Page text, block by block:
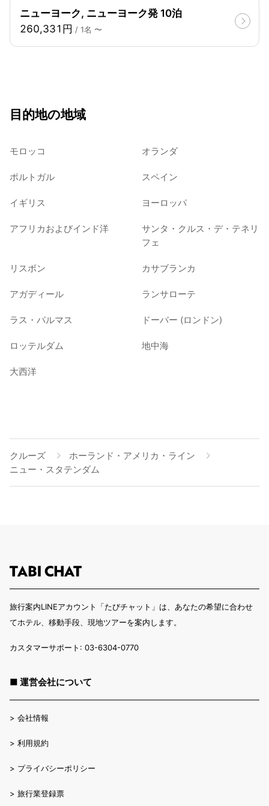
ニューヨーク, ニューヨーク発 10泊
260,331円 / 1名 〜
目的地の地域
モロッコ オランダ
ポルトガル スペイン
イギリス ヨーロッパ
アフリカおよびインド洋
サンタ・クルス・デ・テネリ
フェ
リスボン カサブランカ
アガディール ランサローテ
ラス・パルマス ドーバー (ロンドン)
ロッテルダム 地中海
大西洋
クルーズ
ホーランド・アメリカ・ライン
ニュー・スタテンダム
旅行案内LINEアカウント「たびチャット」は、あなたの希望に合わせ
てホテル、移動手段、現地ツアーを案内します。
カスタマーサポート: 03-6304-0770
■ 運営会社について
> 会社情報
> 利用規約
> プライバシーポリシー
> 旅行業登録票